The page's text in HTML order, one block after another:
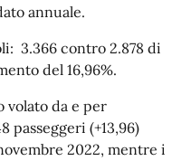
annuale.
3.366 contro 2.878 di
del 16,96%.
volato da e per
passeggeri (+13,96)
2022, mentre i